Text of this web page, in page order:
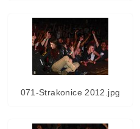
071-Strakonice 2012.jpg